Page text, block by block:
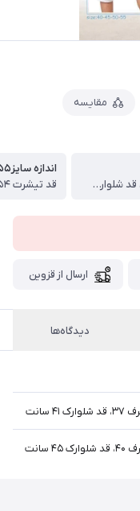
مقایسه
قد تیشرت ۴۹، پهنا از یکطرف ۳۷، قد شلوارک ۴۱ سانت
اندازه سایز۵۵
ارسال از قزوین
دیدگاه‌ها